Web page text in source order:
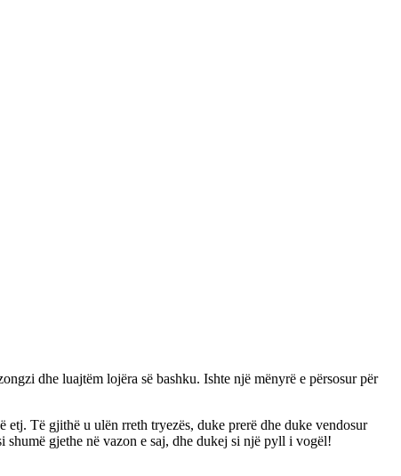
dhe luajtëm lojëra së bashku. Ishte një mënyrë e përsosur për
Të gjithë u ulën rreth tryezës, duke prerë dhe duke vendosur
shumë gjethe në vazon e saj, dhe dukej si një pyll i vogël!